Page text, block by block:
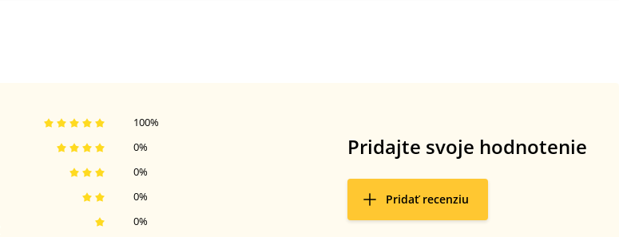
0%
0%
0%
0%
100%
Pridajte svoje hodnotenie
Pridať recenziu